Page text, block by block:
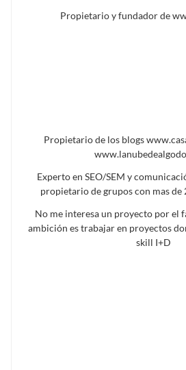
Propietario y fundador de
Propietario de los blogs
Experto en SEO/SEM y
propietario de grupos con mas de
No me interesa un proyecto por el
ambición es trabajar en proyectos
skill I+D